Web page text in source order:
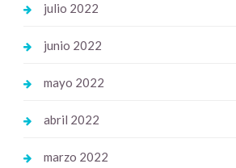
julio 2022
junio 2022
mayo 2022
abril 2022
marzo 2022